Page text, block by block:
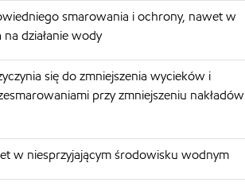
smarowania i ochrony, nawet w
działanie wody
się do zmniejszenia wycieków i
przy zmniejszeniu nakładów
w niesprzyjającym środowisku wodnym